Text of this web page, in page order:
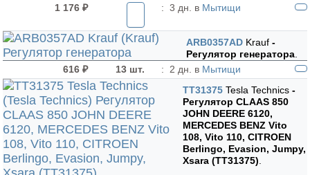
1 176 ₽
: 3 дн. в Мытищи
ARB0357AD Krauf -
Регулятор генератора.
616 ₽
13 шт. : 2 дн. в Мытищи
TT31375Tesla Technics-
Регулятор CLAAS 850
JOHN DEERE 6120,
MERCEDES BENZ Vito
108, Vito 110, CITROEN
Berlingo, Evasion, Jumpy,
Xsara (TT31375).